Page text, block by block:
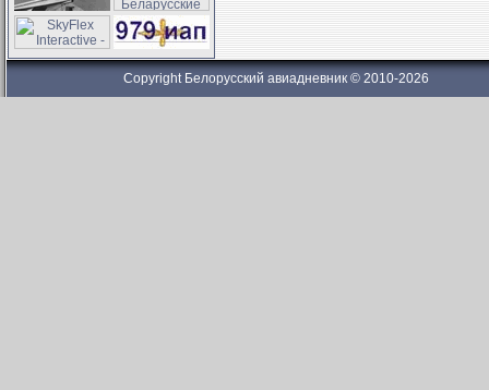
Copyright Белорусский авиадневник © 2010-2026